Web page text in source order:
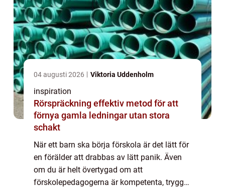
04 augusti 2026 Viktoria Uddenholm
inspiration
Rörspräckning effektiv metod för att
förnya gamla ledningar utan stora
schakt
När ett barn ska börja förskola är det lätt för
en förälder att drabbas av lätt panik. Även
om du är helt övertygad om att
förskolepedagogerna är kompetenta, trygga